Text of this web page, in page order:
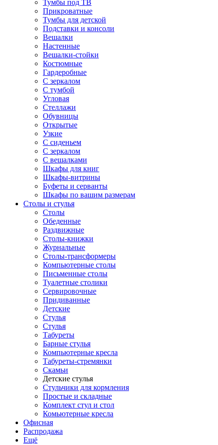
Тумбы под ТВ
Прикроватные
Тумбы для детской
Подставки и консоли
Вешалки
Настенные
Вешалки-стойки
Костюмные
Гардеробные
С зеркалом
С тумбой
Угловая
Стеллажи
Обувницы
Открытые
Узкие
С сиденьем
С зеркалом
С вешалками
Шкафы для книг
Шкафы-витрины
Буфеты и серванты
Шкафы по вашим размерам
Столы и стулья
Столы
Обеденные
Раздвижные
Столы-книжки
Журнальные
Столы-трансформеры
Компьютерные столы
Письменные столы
Туалетные столики
Сервировочные
Придиванные
Детские
Стулья
Стулья
Табуреты
Барные стулья
Компьютерные кресла
Табуреты-стремянки
Скамьи
Детские стулья
Стульчики для кормления
Простые и складные
Комплект стул и стол
Комьютерные кресла
Офисная
Распродажа
Eщё